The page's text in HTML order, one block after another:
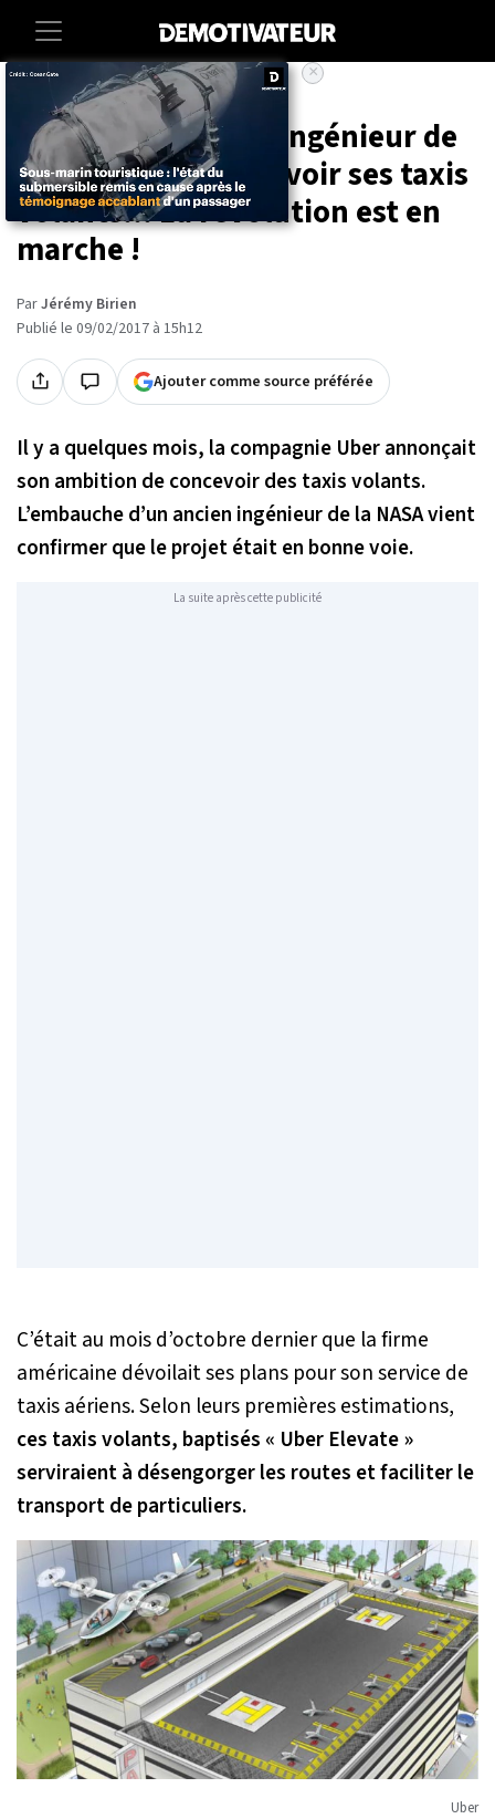
High-tech
Uber débauche un ingénieur de
la NASA pour concevoir ses taxis
volants... La révolution est en
marche !
ParJérémy Birien
Publié le 09/02/2017 à 15h12
Ajouter comme source préférée
Il y a quelques mois, la compagnie Uber annonçait
son ambition de concevoir des taxis volants.
L’embauche d’un ancien ingénieur de la NASA vient
confirmer que le projet était en bonne voie.
La suite après cette publicité
C’était au mois d’octobre dernier que la firme
américaine dévoilait ses plans pour son service de
taxis aériens. Selon leurs premières estimations,
ces taxis volants, baptisés « Uber Elevate »
serviraient à désengorger les routes et faciliter le
transport de particuliers.
Uber
×